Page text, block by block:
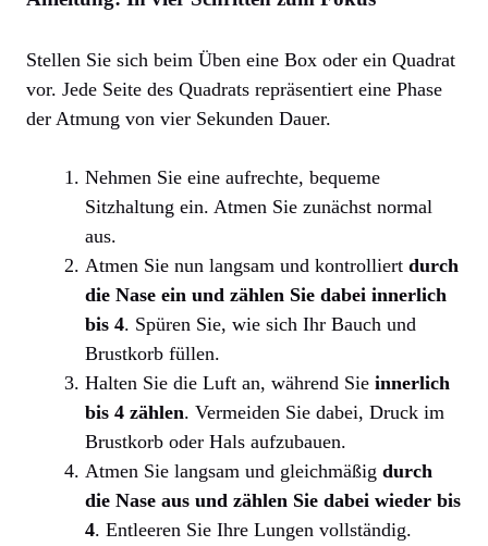
Stellen Sie sich beim Üben eine Box oder ein Quadrat
vor. Jede Seite des Quadrats repräsentiert eine Phase
der Atmung von vier Sekunden Dauer.
Nehmen Sie eine aufrechte, bequeme
Sitzhaltung ein. Atmen Sie zunächst normal
aus.
Atmen Sie nun langsam und kontrolliert durch
die Nase ein und zählen Sie dabei innerlich
bis 4. Spüren Sie, wie sich Ihr Bauch und
Brustkorb füllen.
Halten Sie die Luft an, während Sie innerlich
bis 4 zählen. Vermeiden Sie dabei, Druck im
Brustkorb oder Hals aufzubauen.
Atmen Sie langsam und gleichmäßig durch
die Nase aus und zählen Sie dabei wieder bis
4. Entleeren Sie Ihre Lungen vollständig.